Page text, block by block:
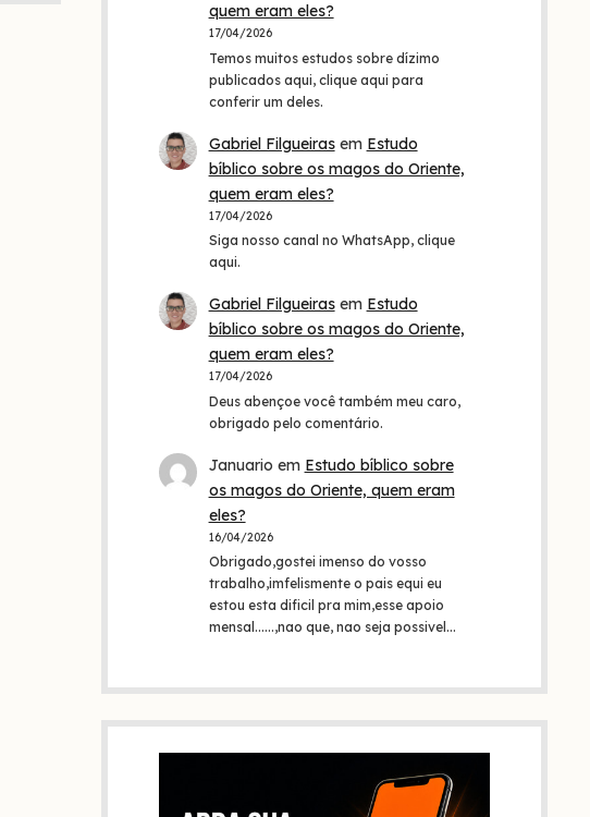
quem eram eles?
17/04/2026
Temos muitos estudos sobre dízimo
publicados aqui, clique aqui para
conferir um deles.
Gabriel Filgueirasem Estudo
bíblico sobre os magos do Oriente,
quem eram eles?
17/04/2026
Siga nosso canal no WhatsApp, clique
aqui.
Gabriel Filgueirasem Estudo
bíblico sobre os magos do Oriente,
quem eram eles?
17/04/2026
Deus abençoe você também meu caro,
obrigado pelo comentário.
Januario em Estudo bíblico sobre
os magos do Oriente, quem eram
eles?
16/04/2026
Obrigado,gostei imenso do vosso
trabalho,imfelismente o pais equi eu
estou esta dificil pra mim,esse apoio
mensal......,nao que, nao seja possivel…